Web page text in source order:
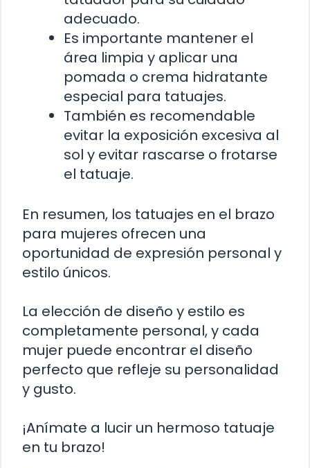
adecuado.
Es importante mantener el
área limpia y aplicar una
pomada o crema hidratante
especial para tatuajes.
También es recomendable
evitar la exposición excesiva al
sol y evitar rascarse o frotarse
el tatuaje.
En resumen, los tatuajes en el brazo
para mujeres ofrecen una
oportunidad de expresión personal y
estilo únicos.
La elección de diseño y estilo es
completamente personal, y cada
mujer puede encontrar el diseño
perfecto que refleje su personalidad
y gusto.
¡Anímate a lucir un hermoso tatuaje
en tu brazo!